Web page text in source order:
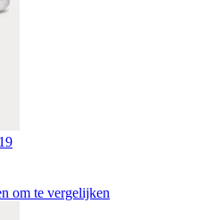
om te vergelijken